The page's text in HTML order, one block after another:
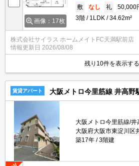
画像：17枚
敷
なし 礼
50,000
3階
1LDK 34.62m²
株式会社サイラス ホームメイトFC天満駅前店
情報更新日 2026/08/08
残り10件を表示する
賃貸アパート 大阪メトロ今里筋線 井高野
大阪メトロ今里筋線/井
大阪府大阪市東淀川区
築17年
3階建